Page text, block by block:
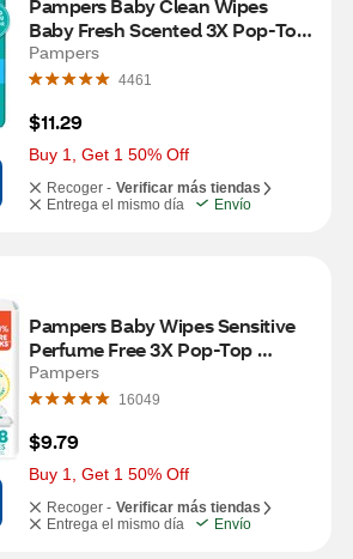
Pampers Baby Clean Wipes
Baby Fresh Scented 3X Pop-Top
Packs, 216 CT
Pampers
4461
$11.29
Buy 1, Get 1 50% Off
Recoger - Verificar más tiendas
Entrega el mismo día
Envío
Pampers Baby Wipes Sensitive
Perfume Free 3X Pop-Top
Packs, 168 CT
Pampers
16049
$9.79
Buy 1, Get 1 50% Off
Recoger - Verificar más tiendas
Entrega el mismo día
Envío